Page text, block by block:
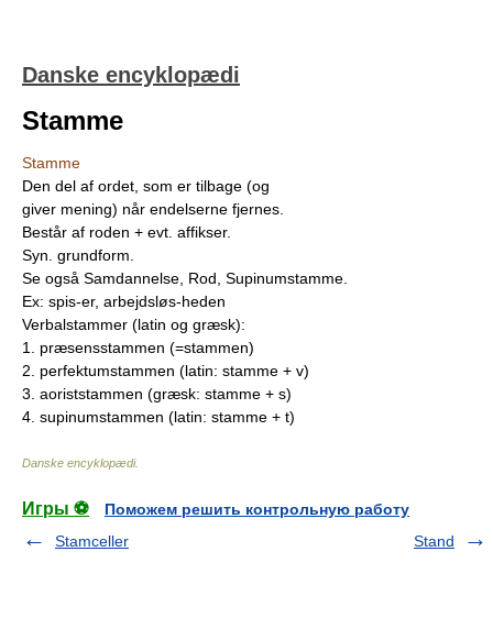
Danske encyklopædi
Stamme
Stamme
Den del af ordet, som er tilbage (og
giver mening) når endelserne fjernes.
Består af roden + evt. affikser.
Syn. grundform.
Se også Samdannelse, Rod, Supinumstamme.
Ex: spis-er, arbejdsløs-heden
Verbalstammer (latin og græsk):
1. præsensstammen (=stammen)
2. perfektumstammen (latin: stamme + v)
3. aoriststammen (græsk: stamme + s)
4. supinumstammen (latin: stamme + t)
Danske encyklopædi.
Игры ⚽
Поможем решить контрольную работу
Stamceller
Stand